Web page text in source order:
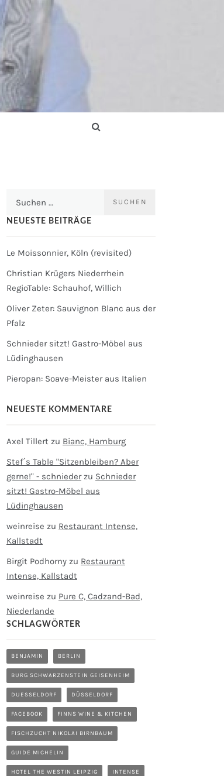
NEUESTE BEITRÄGE
Le Moissonnier, Köln (revisited)
Christian Krügers Niederrhein
RegioTable: Schauhof, Willich
Oliver Zeter: Sauvignon Blanc aus der
Pfalz
Schnieder sitzt! Gastro-Möbel aus
Lüdinghausen
Pieropan: Soave-Meister aus Italien
NEUESTE KOMMENTARE
Axel Tillert zu Bianc, Hamburg
Stef´s Table "Sitzenbleiben? Aber
gerne!" - schniederzu Schnieder
sitzt! Gastro-Möbel aus
Lüdinghausen
weinreise zu Restaurant Intense,
Kallstadt
Birgit Podhorny zu Restaurant
Intense, Kallstadt
weinreise zu Pure C, Cadzand-Bad,
Niederlande
SCHLAGWÖRTER
BENJAMIN BERLIN
BURG SCHWARZENSTEIN GEISENHEIM
DUESSELDORF DÜSSELDORF
FACEBOOK FINNS WINE & KITCHEN
FISCHZUCHT NIKOLAI BIRNBAUM
GUIDE MICHELIN
HOTEL THE WESTIN LEIPZIG INTENSE